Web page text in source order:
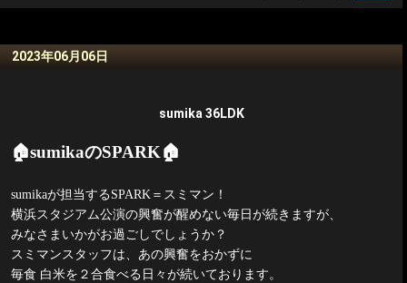
2023年06月06日
sumika 36LDK
🏠sumikaのSPARK🏠
sumikaが担当する SPARK ＝スミマン！
横浜スタジアム公演の興奮が醒めない毎日が続きますが、
みなさまいかがお過ごしでしょうか？
スミマンスタッフは、あの興奮をおかずに
毎食 白米を２合食べる日々が続いております。